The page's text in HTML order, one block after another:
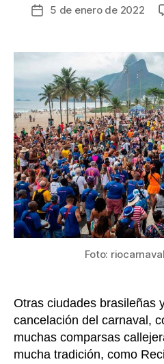
Fecha
entrada
5 de enero de 2022
Foto:
Otras ciudades brasileñas
cancelación del carnaval,
muchas comparsas
mucha tradición, como